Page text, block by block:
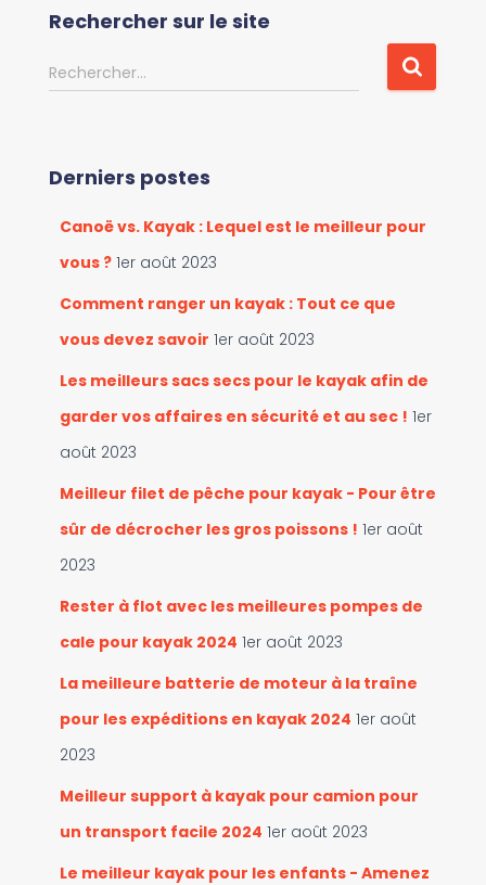
o
r
e
Rechercher sur le site
R
e
r
Rechercher…
Derniers postes
Canoë vs. Kayak : Lequel est le meilleur pour
vous ? 1er août 2023
Comment ranger un kayak : Tout ce que
vous devez savoir 1er août 2023
Les meilleurs sacs secs pour le kayak afin de
garder vos affaires en sécurité et au sec ! 1er
août 2023
Meilleur filet de pêche pour kayak - Pour être
sûr de décrocher les gros poissons ! 1er août
2023
Rester à flot avec les meilleures pompes de
cale pour kayak 2024 1er août 2023
La meilleure batterie de moteur à la traîne
pour les expéditions en kayak 2024 1er août
2023
Meilleur support à kayak pour camion pour
un transport facile 2024 1er août 2023
Le meilleur kayak pour les enfants - Amenez